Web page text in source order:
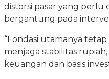
distorsi pasar yang perlu
bergantung pada
“Fondasi utamanya
menjaga stabilitas
keuangan dan basis